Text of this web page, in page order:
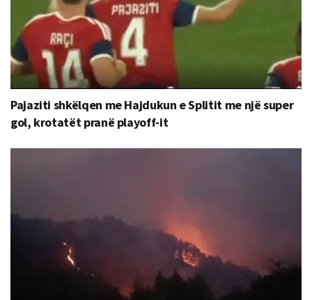
Pajaziti shkëlqen me Hajdukun e Splitit me një super
gol, krotatët pranë playoff-it